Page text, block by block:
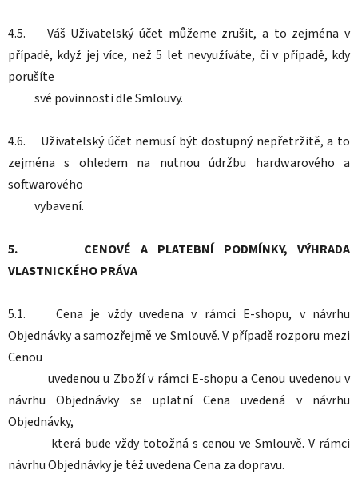
4.5. Váš Uživatelský účet můžeme zrušit, a to zejména v
případě, když jej více, než 5 let nevyužíváte, či v případě, kdy
porušíte
své povinnosti dle Smlouvy.
4.6. Uživatelský účet nemusí být dostupný nepřetržitě, a to
zejména s ohledem na nutnou údržbu hardwarového a
softwarového
vybavení.
5. CENOVÉ A PLATEBNÍ PODMÍNKY, VÝHRADA
VLASTNICKÉHO PRÁVA
5.1. Cena je vždy uvedena v rámci E-shopu, v návrhu
Objednávky a samozřejmě ve Smlouvě. V případě rozporu mezi
Cenou
uvedenou u Zboží v rámci E-shopu a Cenou uvedenou v
návrhu Objednávky se uplatní Cena uvedená v návrhu
Objednávky,
která bude vždy totožná s cenou ve Smlouvě. V rámci
návrhu Objednávky je též uvedena Cena za dopravu.